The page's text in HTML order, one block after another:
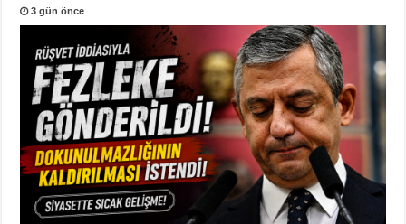
3 gün önce